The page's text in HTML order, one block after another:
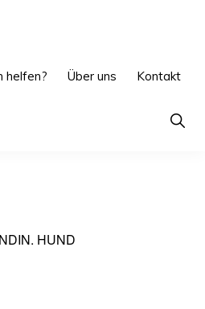
helfen? Über uns Kontakt
Show
HUND